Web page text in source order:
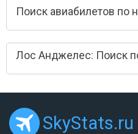
Поиск авиабилетов по
Лос Анджелес: Поиск
SkyStats.ru